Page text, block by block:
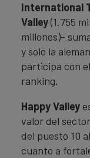
International
Valley(1.755
millones)-
y solo la
participa con
ranking.
Happy Valley
valor del
del puesto 10
cuanto a